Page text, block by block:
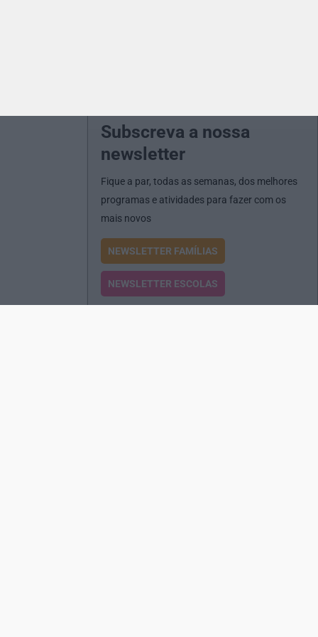
Subscreva a nossa
newsletter
Fique a par, todas as semanas, dos melhores
programas e atividades para fazer com os
mais novos
NEWSLETTER FAMÍLIAS
NEWSLETTER ESCOLAS